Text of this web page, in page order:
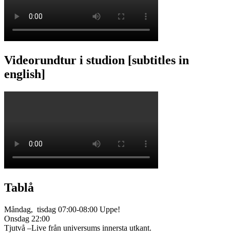
Videorundtur i studion [subtitles in
english]
Tablå
Måndag, tisdag 07:00-08:00 Uppe!
Onsdag 22:00
Tjutvå –Live från universums innersta utkant.